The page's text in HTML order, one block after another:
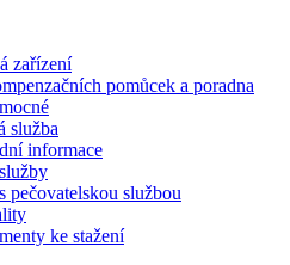
zařízení
pomůcek a poradna
služba
informace
pečovatelskou službou
ke stažení